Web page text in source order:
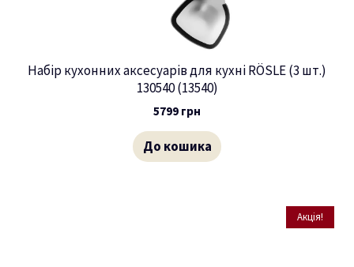
Набір кухонних аксесуарів для кухні RÖSLE (3 шт.)
130540 (13540)
5799 грн
До кошика
Акція!